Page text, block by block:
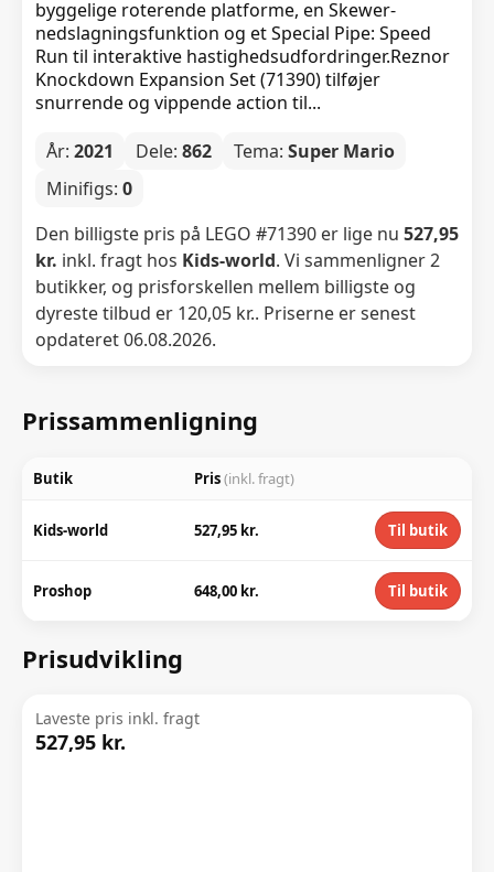
byggelige roterende platforme, en Skewer-
nedslagningsfunktion og et Special Pipe: Speed
Run til interaktive hastighedsudfordringer.Reznor
Knockdown Expansion Set (71390) tilføjer
snurrende og vippende action til...
År: 2021 Dele: 862 Tema: Super Mario
Minifigs: 0
Den billigste pris på LEGO #71390 er lige nu 527,95
kr. inkl. fragt hos Kids-world. Vi sammenligner 2
butikker, og prisforskellen mellem billigste og
dyreste tilbud er 120,05 kr.. Priserne er senest
opdateret 06.08.2026.
Prissammenligning
Butik Pris(inkl. fragt)
Kids-world 527,95 kr. Til butik
Proshop 648,00 kr. Til butik
Prisudvikling
Laveste pris inkl. fragt
527,95 kr.